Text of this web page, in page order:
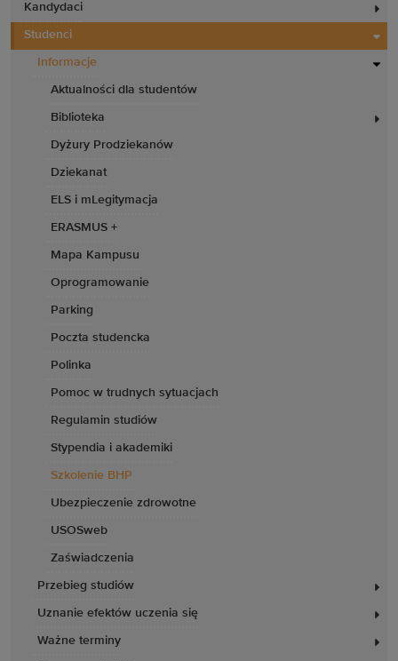
Kandydaci
Studenci
Informacje
Aktualności dla studentów
Biblioteka
Dyżury Prodziekanów
Dziekanat
ELS i mLegitymacja
ERASMUS +
Mapa Kampusu
Oprogramowanie
Parking
Poczta studencka
Polinka
Pomoc w trudnych sytuacjach
Regulamin studiów
Stypendia i akademiki
Szkolenie BHP
Ubezpieczenie zdrowotne
USOSweb
Zaświadczenia
Przebieg studiów
Uznanie efektów uczenia się
Ważne terminy